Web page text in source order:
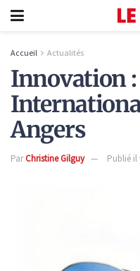
Accueil Actualités
Innovation :
Angers
ParChristine Gilguy Publié il